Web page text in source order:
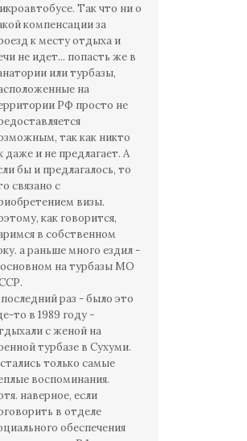
Так что ни о
компенсации за
к месту отдыха и
не идет... попасть же в
или турбазы,
на
РФ просто не
так как никто
даже и не предлагает. А
бы и предлагалось, то
связано с
визы.
как говорится,
в собственном
а раньше много ездил -
на турбазы МО
раз - было это
то в 1989 году -
с женой на
турбазе в Сухуми.
только самые
воспоминания.
наверное, если
в отделе
обеспечения